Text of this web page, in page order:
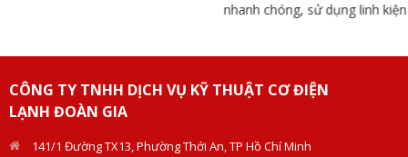
nhanh chóng, sử dụng linh kiện
CÔNG TY TNHH DỊCH VỤ KỸ THUẬT CƠ ĐIỆN
LẠNH ĐOÀN GIA
141/1 Đường TX13, Phường Thới An, TP Hồ Chí Minh